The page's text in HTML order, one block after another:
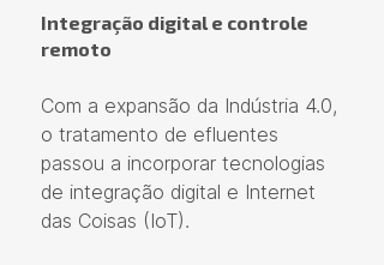
Integração digital e controle
remoto
Com a expansão da Indústria 4.0,
o tratamento de efluentes
passou a incorporar tecnologias
de integração digital e Internet
das Coisas (IoT).